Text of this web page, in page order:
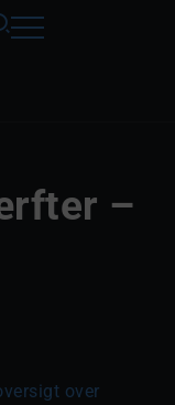
–
over